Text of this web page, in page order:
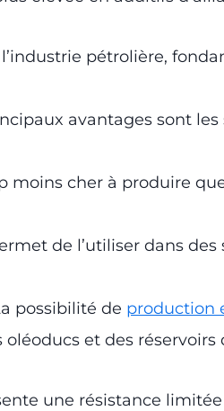
pétrolière,
avantages sont
moins cher à produire
de l’utiliser dans
possibilité de production
et des réservoirs
une résistance